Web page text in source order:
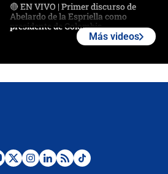
🔴 EN VIVO | Primer discurso de
Abelardo de la Espriella como
presidente de Colombia
Desde dermatitis hasta infecciones:
Más videos